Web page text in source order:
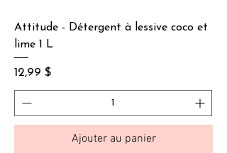
Attitude - Détergent à lessive coco et
lime 1 L
Prix
12,99 $
Ajouter au panier